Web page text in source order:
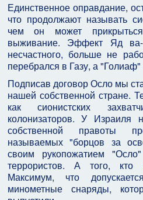
Единственное оправдание,
что продолжают называть
чем он может
выживание. Эффект Яд
несчастного, больше не
перебрался в Газу, а
Подписав договор Осло мы
нашей собственной стране.
как сионистских
колонизаторов. У Израиля
собственной правоты
называемых "борцов за
своим рукопожатием
террористов. А того, кто
Максимум, что
минометные снаряды,